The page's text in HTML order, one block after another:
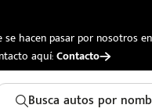
hacen pasar por nosotros
aquí:Contacto
Busca autos por